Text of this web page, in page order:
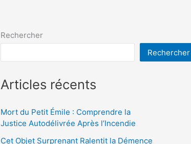
Rechercher
Rechercher
Articles récents
Mort du Petit Émile : Comprendre la
Justice Autodélivrée Après l’Incendie
Cet Objet Surprenant Ralentit la Démence